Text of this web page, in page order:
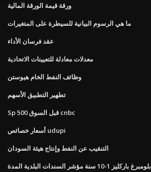
ورقة قيمة الورقة المالية
ما هي الرسوم البيانية للسيطرة على المتغيرات
عقد فرسان الأداء
معدلات معادلة للتعيينات الاتحادية
وظائف النفط الخام هيوستن
تطهير التطبيق الأسهم
Sp 500 قبل السوق cnbc
أسعار خصائص udupi
التنقيب عن النفط وإنتاج هيئة السودان
بلومبرغ باركليز 1-10 سنة مؤشر السندات البلدية المدة